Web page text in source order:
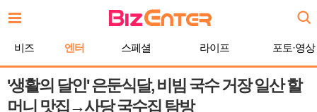
문
비즈 엔터 스페셜 라이프 포토·영상
'생활의 달인' 은둔식달, 비빔 국수 거장 일산 할
머니 맛집→사당 국수집 탐방